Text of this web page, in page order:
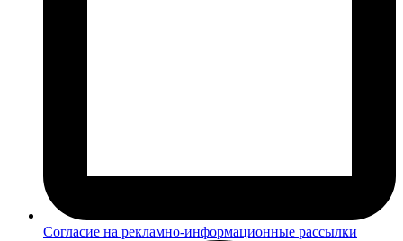
Согласие на рекламно-информационные рассылки